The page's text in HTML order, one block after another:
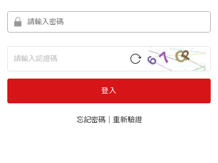
登入
忘記密碼｜ 重新驗證